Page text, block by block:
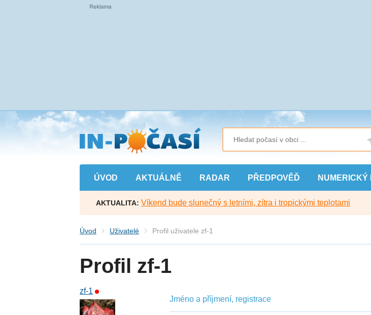
Přejít
na
hlavní
obsah
ÚVOD AKTUÁLNĚ RADAR PŘEDPOVĚĎ NUMERICKÝ
AKTUALITA: Víkend bude slunečný s letními, zítra i tropickými teplotami
Úvod Uživatelé Profil uživatele zf-1
Profil zf-1
zf-1
Jméno a příjmení, registrace